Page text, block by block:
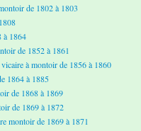
de 1802 à 1803
à 1864
de 1852 à 1861
à montoir de 1856 à 1860
1864 à 1885
de 1868 à 1869
de 1869 à 1872
montoir de 1869 à 1871